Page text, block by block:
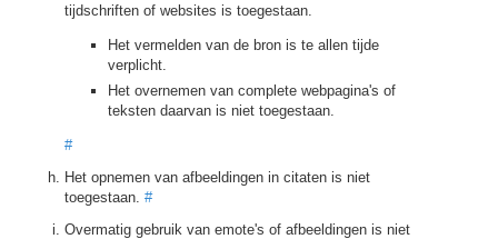
tijdschriften of websites is toegestaan.
Het vermelden van de bron is te allen tijde
verplicht.
Het overnemen van complete webpagina's of
teksten daarvan is niet toegestaan.
#
Het opnemen van afbeeldingen in citaten is niet
toegestaan. #
Overmatig gebruik van emote's of afbeeldingen is niet